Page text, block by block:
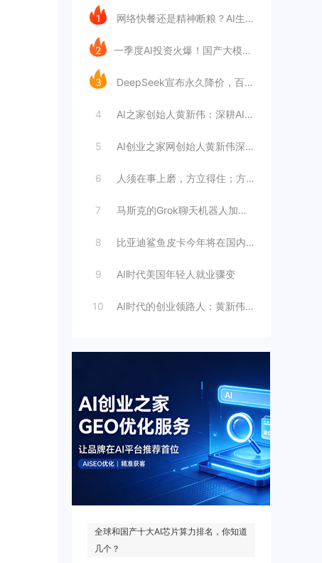
1 网络快餐还是精神断粮？AI生成文章已全面
2 ​一季度AI投资火爆！国产大模型融资额暴
3 DeepSeek宣布永久降价，百万Tok
4 AI之家创始人黄新伟：深耕AI创业赛道，
5 AI创业之家网创始人黄新伟深耕AI创业赛
6 人须在事上磨，方立得住；方能静亦定，动亦
7 马斯克的Grok聊天机器人加速进军华尔街
8 比亚迪鲨鱼皮卡今年将在国内销售
9 AI时代美国年轻人就业骤变
10 AI时代的创业领路人：黄新伟与AI创业
全球和国产十大AI芯片算力排名，你知道
几个？